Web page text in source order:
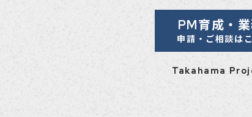
PM育成・
申請・ご相談は
Takahama